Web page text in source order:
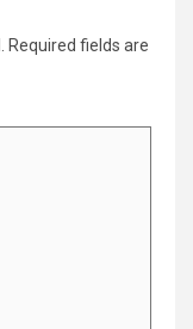
Required fields are